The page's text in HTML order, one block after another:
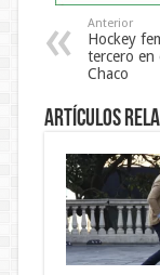
Anterior
Hockey
tercero en
Chaco
Artículos